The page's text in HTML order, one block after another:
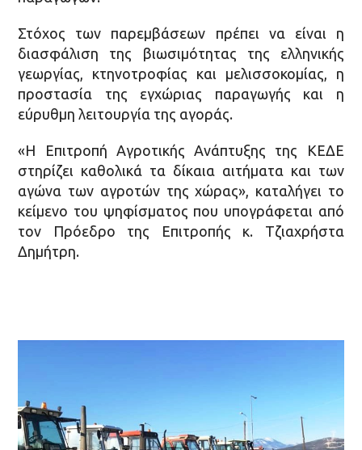
Στόχος των παρεμβάσεων πρέπει να είναι η
διασφάλιση της βιωσιμότητας της ελληνικής
γεωργίας, κτηνοτροφίας και μελισσοκομίας, η
προστασία της εγχώριας παραγωγής και η
εύρυθμη λειτουργία της αγοράς.
«Η Επιτροπή Αγροτικής Ανάπτυξης της ΚΕΔΕ
στηρίζει καθολικά τα δίκαια αιτήματα και των
αγώνα των αγροτών της χώρας», καταλήγει το
κείμενο του ψηφίσματος που υπογράφεται από
τον Πρόεδρο της Επιτροπής κ. Τζιαχρήστα
Δημήτρη.